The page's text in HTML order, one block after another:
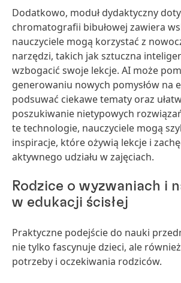
Dodatkowo, moduł dydaktyczny
chromatografii bibułowej zawiera
nauczyciele mogą korzystać z
narzędzi, takich jak sztuczna
wzbogacić swoje lekcje. AI może
generowaniu nowych pomysłów na
podsuwać ciekawe tematy oraz
poszukiwanie nietypowych
te technologie, nauczyciele mogą
inspiracje, które ożywią lekcje i
aktywnego udziału w zajęciach.
Rodzice o wyzwaniach i
w edukacji ścisłej
Praktyczne podejście do nauki
nie tylko fascynuje dzieci, ale
potrzeby i oczekiwania rodziców.